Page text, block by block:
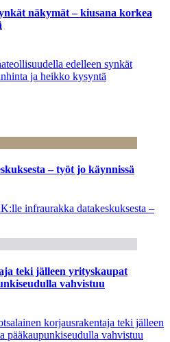
näkymät – kiusana korkea
edelleen synkät
ja heikko kysyntä
– työt jo käynnissä
infraurakka datakeskuksesta –
teki jälleen yrityskaupat
vahvistuu
korjausrakentaja teki jälleen
pääkaupunkiseudulla vahvistuu